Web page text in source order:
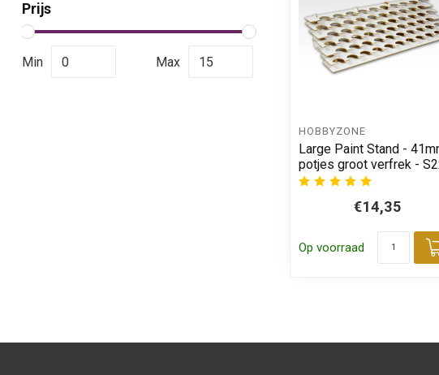
Prijs
Min Max
HOBBYZONE
Large Paint Stand -
potjes groot verfrek -
€14,35
Op voorraad